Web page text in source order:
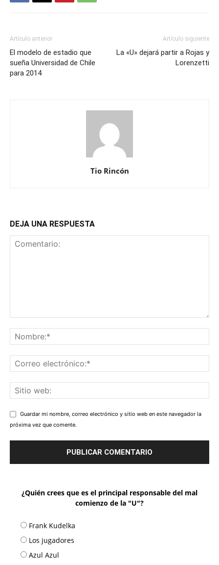
Artículo anterior
El modelo de estadio que
sueña Universidad de Chile
para 2014
Artículo siguiente
La «U» dejará partir a Rojas y
Lorenzetti
Tio Rincón
DEJA UNA RESPUESTA
Guardar mi nombre, correo electrónico y sitio web en este navegador la
próxima vez que comente.
¿Quién crees que es el principal responsable del mal
comienzo de la "U"?
Frank Kudelka
Los jugadores
Azul Azul